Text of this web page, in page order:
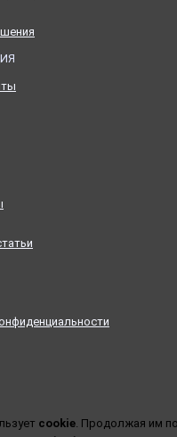
cookie. Продолжая им